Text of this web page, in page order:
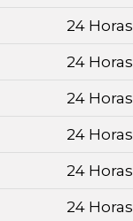
24 Horas
24 Horas
24 Horas
24 Horas
24 Horas
24 Horas